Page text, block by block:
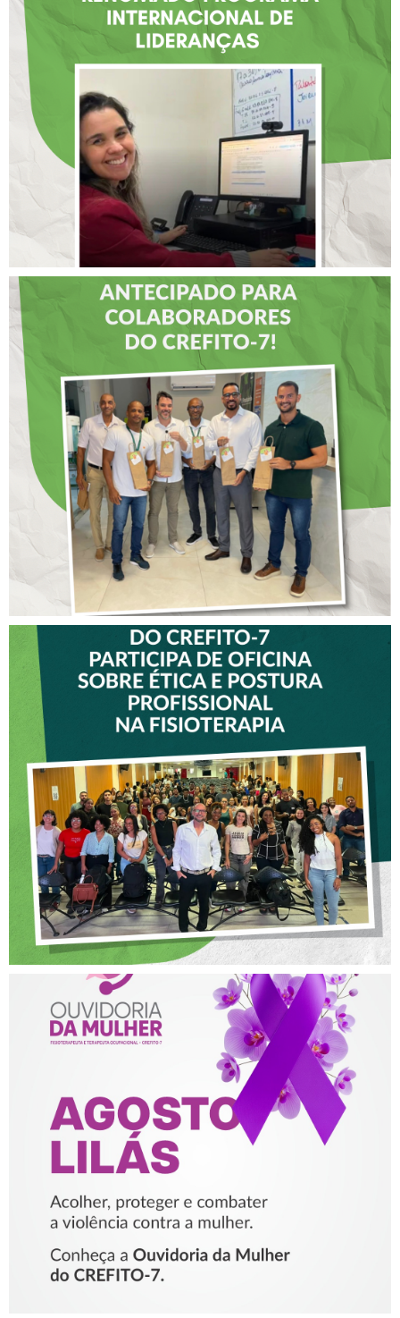
FISIOTERAPEUTA COM
ATUAÇÃO NA BAHIA É
SELECIONADA EM
RENOMADO PROGRAMA
INTERNACIONAL DE
LIDERANÇAS
DIA DOS PAIS É
ANTECIPADO PARA
COLABORADORES DO
CREFITO-7
VICE-PRESIDENTE DO
CREFITO-7 PARTICIPA DE
OFICINA SOBRE ÉTICA E
POSTURA PROFISSIONAL
NA FISIOTERAPIA
AGOSTO LILÁS – ACOLHER,
PROTEGER E COMBATER A
VIOLÊNCIA CONTRA A
MULHER